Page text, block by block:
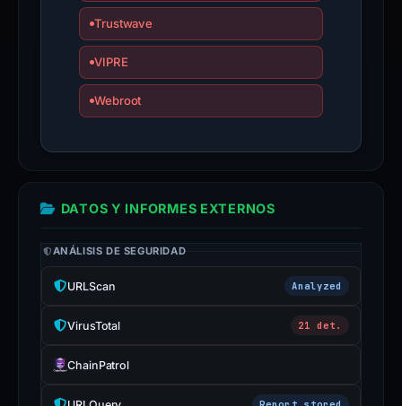
Trustwave
VIPRE
Webroot
DATOS Y INFORMES EXTERNOS
ANÁLISIS DE SEGURIDAD
URLScan Analyzed
VirusTotal 21 det.
ChainPatrol